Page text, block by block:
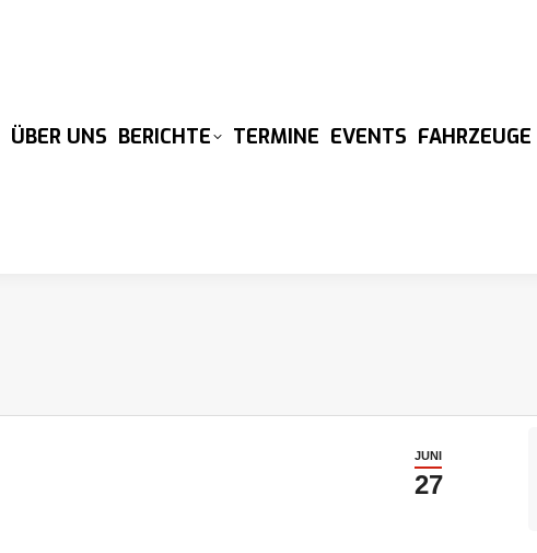
ÜBER UNS BERICHTE TERMINE EVENTS FAHRZEUGE
JUNI
27